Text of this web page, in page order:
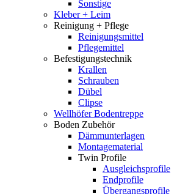
Sonstige
Kleber + Leim
Reinigung + Pflege
Reinigungsmittel
Pflegemittel
Befestigungstechnik
Krallen
Schrauben
Dübel
Clipse
Wellhöfer Bodentreppe
Boden Zubehör
Dämmunterlagen
Montagematerial
Twin Profile
Ausgleichsprofile
Endprofile
Übergangsprofile